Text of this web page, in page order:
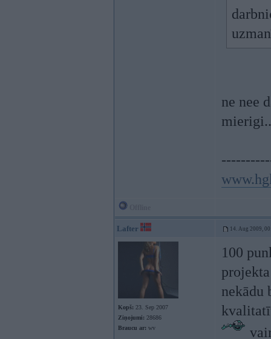
ne nee
Lafter 14. Aug 2009,
Kopš: 23. Sep 2007
Ziņojumi: 28686
Braucu ar: wv
100
nekādu